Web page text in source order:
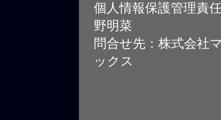
個人情報保護管理責
野明菜
問合せ先：株式会社
ックス